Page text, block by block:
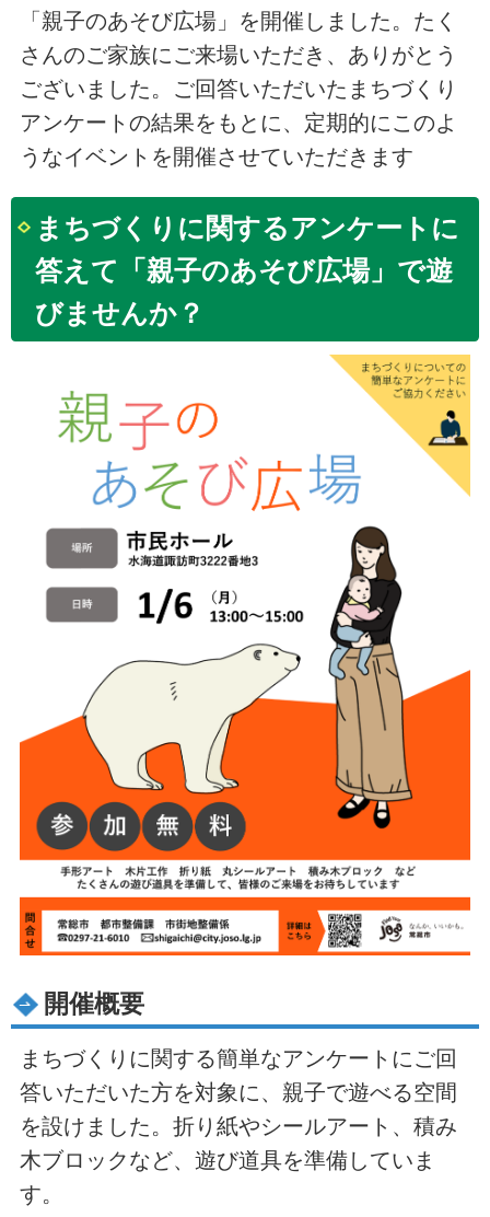
「親子のあそび広場」を開催しました。たく
さんのご家族にご来場いただき、ありがとう
ございました。ご回答いただいたまちづくり
アンケートの結果をもとに、定期的にこのよ
うなイベントを開催させていただきます
まちづくりに関するアンケートに
答えて「親子のあそび広場」で遊
びませんか？
開催概要
まちづくりに関する簡単なアンケートにご回
答いただいた方を対象に、親子で遊べる空間
を設けました。折り紙やシールアート、積み
木ブロックなど、遊び道具を準備していま
す。